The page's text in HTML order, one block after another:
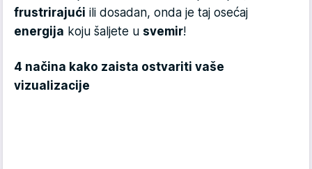
frustrirajući ili dosadan, onda je taj osećaj
energija koju šaljete u svemir!
4 načina kako zaista ostvariti vaše
vizualizacije